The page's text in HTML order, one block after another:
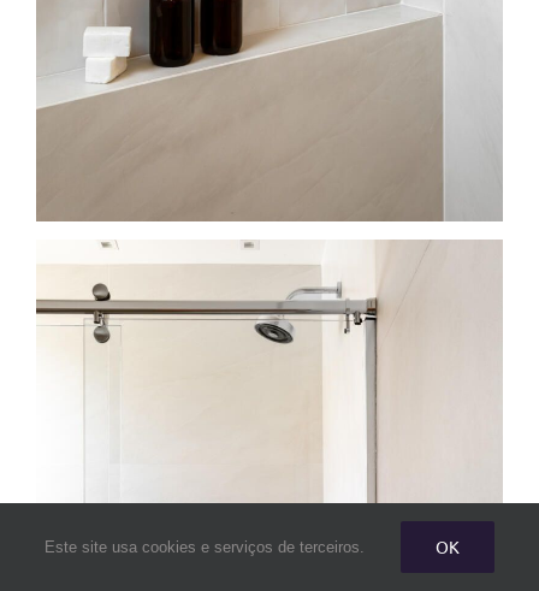
Este site usa cookies e serviços de terceiros. OK